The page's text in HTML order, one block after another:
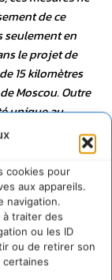
cookies pour
aux appareils.
navigation.
traiter des
ou les ID
ou de retirer son
de ce
seulement en
le projet de
15 kilomètres
Moscou. Outre
unique au
contre les
russe et des
par Les
présente dans
de représenter le
quatre coins